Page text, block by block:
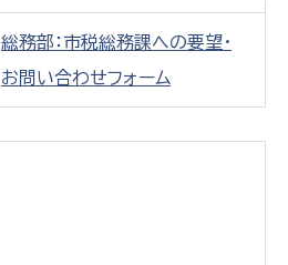
総務部：市税総務課への要望・
お問い合わせフォーム